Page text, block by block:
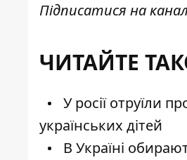
Підписатися на
ЧИТАЙТЕ
У росії отруїли
українських дітей
В Україні